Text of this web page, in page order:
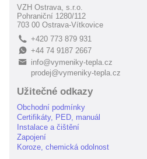
VZH Ostrava, s.r.o.
Pohraniční 1280/112
703 00 Ostrava-Vítkovice
L +420 773 879 931
E+44 74 9187 2667
B
info@vymeniky-tepla.cz
prodej@vymeniky-tepla.cz
Užitečné odkazy
Obchodní podmínky
Certifikáty, PED, manuál
Instalace a čištění
Zapojení
Koroze, chemická odolnost